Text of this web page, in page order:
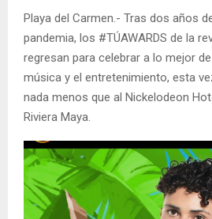
Playa del Carmen.- Tras dos años
pandemia, los #TÚAWARDS de la
regresan para celebrar a lo mejor
música y el entretenimiento, esta
nada menos que al Nickelodeon
Riviera Maya.